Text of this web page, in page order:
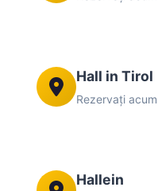
Hall in Tirol
Rezervați acum
Hallein